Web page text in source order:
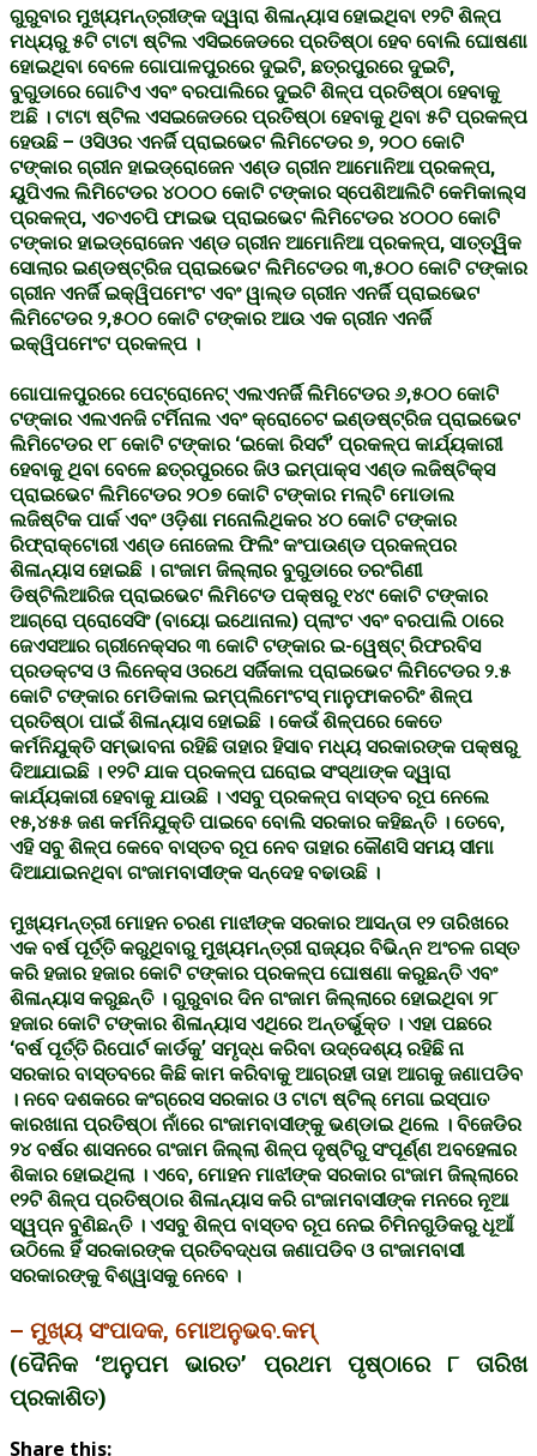
ଗୁରୁବାର ମୁଖ୍ୟମନ୍ତ୍ରୀଙ୍କ ଦ୍ୱାରା ଶିଳାନ୍ୟାସ ହୋଇଥିବା ୧୨ଟି ଶିଳ୍ପ
ମଧ୍ୟରୁ ୫ଟି ଟାଟା ଷ୍ଟିଲ ଏସିଇଜେଡରେ ପ୍ରତିଷ୍ଠା ହେବ ବୋଲି ଘୋଷଣା
ହୋଇଥିବା ବେଳେ ଗୋପାଳପୁରରେ ଦୁଇଟି, ଛତ୍ରପୁରରେ ଦୁଇଟି,
ବୁଗୁଡାରେ ଗୋଟିଏ ଏବଂ ବରପାଲିରେ ଦୁଇଟି ଶିଳ୍ପ ପ୍ରତିଷ୍ଠା ହେବାକୁ
ଅଛି । ଟାଟା ଷ୍ଟିଲ ଏସଇଜେଡରେ ପ୍ରତିଷ୍ଠା ହେବାକୁ ଥିବା ୫ଟି ପ୍ରକଳ୍ପ
ହେଉଛି – ଓସିଓର ଏନର୍ଜି ପ୍ରାଇଭେଟ ଲିମିଟେଡର ୭, ୨୦୦ କୋଟି
ଟଙ୍କାର ଗ୍ରୀନ ହାଇଡ୍ରୋଜେନ ଏଣ୍ଡ ଗ୍ରୀନ ଆମୋନିଆ ପ୍ରକଳ୍ପ,
ୟୁପିଏଲ ଲିମିଟେଡର ୪୦୦୦ କୋଟି ଟଙ୍କାର ସ୍ପେଶିଆଲିଟି କେମିକାଲ୍ସ
ପ୍ରକଳ୍ପ, ଏଚଏଚପି ଫାଇଭ ପ୍ରାଇଭେଟ ଲିମିଟେଡର ୪୦୦୦ କୋଟି
ଟଙ୍କାର ହାଇଡ୍ରୋଜେନ ଏଣ୍ଡ ଗ୍ରୀନ ଆମୋନିଆ ପ୍ରକଳ୍ପ, ସାତ୍ତ୍ୱିକ
ସୋଲାର ଇଣ୍ଡଷ୍ଟ୍ରିଜ ପ୍ରାଇଭେଟ ଲିମିଟେଡର ୩,୫୦୦ କୋଟି ଟଙ୍କାର
ଗ୍ରୀନ ଏନର୍ଜି ଇକ୍ୱିପମେଂଟ ଏବଂ ୱାଲ୍ଡ ଗ୍ରୀନ ଏନର୍ଜି ପ୍ରାଇଭେଟ
ଲିମିଟେଡର ୨,୫୦୦ କୋଟି ଟଙ୍କାର ଆଉ ଏକ ଗ୍ରୀନ ଏନର୍ଜି
ଇକ୍ୱିପମେଂଟ ପ୍ରକଳ୍ପ ।
ଗୋପାଳପୁରରେ ପେଟ୍ରୋନେଟ୍ ଏଲଏନର୍ଜି ଲିମିଟେଡର ୬,୫୦୦ କୋଟି
ଟଙ୍କାର ଏଲଏନଜି ଟର୍ମିନାଲ ଏବଂ କ୍ରୋଚେଟ ଇଣ୍ଡଷ୍ଟ୍ରିଜ ପ୍ରାଇଭେଟ
ଲିମିଟେଡର ୧୮ କୋଟି ଟଙ୍କାର ‘ଇକୋ ରିସର୍ଟ’ ପ୍ରକଳ୍ପ କାର୍ଯ୍ୟକାରୀ
ହେବାକୁ ଥିବା ବେଳେ ଛତ୍ରପୁରରେ ଜିଓ ଇମ୍ପାକ୍ସ ଏଣ୍ଡ ଲଜିଷ୍ଟିକ୍ସ
ପ୍ରାଇଭେଟ ଲିମିଟେଡର ୨୦୭ କୋଟି ଟଙ୍କାର ମଲ୍ଟି ମୋଡାଲ
ଲଜିଷ୍ଟିକ ପାର୍କ ଏବଂ ଓଡ଼ିଶା ମନୋଲିଥିକର ୪୦ କୋଟି ଟଙ୍କାର
ରିଫ୍ରାକ୍ଟୋରୀ ଏଣ୍ଡ ନୋଜେଲ ଫିଲିଂ କଂପାଉଣ୍ଡ ପ୍ରକଳ୍ପର
ଶିଳାନ୍ୟାସ ହୋଇଛି । ଗଂଜାମ ଜିଲ୍ଲାର ବୁଗୁଡାରେ ତରଂଗିଣୀ
ଡିଷ୍ଟିଲିଆରିଜ ପ୍ରାଇଭେଟ ଲିମିଟେଡ ପକ୍ଷରୁ ୧୪୯ କୋଟି ଟଙ୍କାର
ଆଗ୍ରୋ ପ୍ରୋସେସିଂ (ବାୟୋ ଇଥୋନାଲ) ପ୍ଲାଂଟ ଏବଂ ବରପାଲି ଠାରେ
ଜେଏସଆର ଗ୍ରୀନେକ୍ସର ୩ କୋଟି ଟଙ୍କାର ଇ-ୱେଷ୍ଟ୍ ରିଫରବିସ
ପ୍ରଡକ୍ଟସ ଓ ଲିନେକ୍ସ ଓରଥେ ସର୍ଜିକାଲ ପ୍ରାଇଭେଟ ଲିମିଟେଡର ୨.୫
କୋଟି ଟଙ୍କାର ମେଡିକାଲ ଇମ୍ପ୍ଲିମେଂଟସ୍ ମାନୁଫାକଚରିଂ ଶିଳ୍ପ
ପ୍ରତିଷ୍ଠା ପାଇଁ ଶିଳାନ୍ୟାସ ହୋଇଛି । କେଉଁ ଶିଳ୍ପରେ କେତେ
କର୍ମନିଯୁକ୍ତି ସମ୍ଭାବନା ରହିଛି ତାହାର ହିସାବ ମଧ୍ୟ ସରକାରଙ୍କ ପକ୍ଷରୁ
ଦିଆଯାଇଛି । ୧୨ଟି ଯାକ ପ୍ରକଳ୍ପ ଘରୋଇ ସଂସ୍ଥାଙ୍କ ଦ୍ୱାରା
କାର୍ଯ୍ୟକାରୀ ହେବାକୁ ଯାଉଛି । ଏସବୁ ପ୍ରକଳ୍ପ ବାସ୍ତବ ରୂପ ନେଲେ
୧୫,୪୫୫ ଜଣ କର୍ମନିଯୁକ୍ତି ପାଇବେ ବୋଲି ସରକାର କହିଛନ୍ତି । ତେବେ,
ଏହି ସବୁ ଶିଳ୍ପ କେବେ ବାସ୍ତବ ରୂପ ନେବ ତାହାର କୌଣସି ସମୟ ସୀମା
ଦିଆଯାଇନଥିବା ଗଂଜାମବାସୀଙ୍କ ସନ୍ଦେହ ବଢାଉଛି ।
ମୁଖ୍ୟମନ୍ତ୍ରୀ ମୋହନ ଚରଣ ମାଝୀଙ୍କ ସରକାର ଆସନ୍ତା ୧୨ ତାରିଖରେ
ଏକ ବର୍ଷ ପୂର୍ତ୍ତି କରୁଥିବାରୁ ମୁଖ୍ୟମନ୍ତ୍ରୀ ରାଜ୍ୟର ବିଭିନ୍ନ ଅଂଚଳ ଗସ୍ତ
କରି ହଜାର ହଜାର କୋଟି ଟଙ୍କାର ପ୍ରକଳ୍ପ ଘୋଷଣା କରୁଛନ୍ତି ଏବଂ
ଶିଳାନ୍ୟାସ କରୁଛନ୍ତି । ଗୁରୁବାର ଦିନ ଗଂଜାମ ଜିଲ୍ଲାରେ ହୋଇଥିବା ୨୮
ହଜାର କୋଟି ଟଙ୍କାର ଶିଳାନ୍ୟାସ ଏଥିରେ ଅନ୍ତର୍ଭୁକ୍ତ । ଏହା ପଛରେ
‘ବର୍ଷ ପୂର୍ତ୍ତି ରିପୋର୍ଟ କାର୍ଡକୁ’ ସମୃଦ୍ଧ କରିବା ଉଦ୍ଦେଶ୍ୟ ରହିଛି ନା
ସରକାର ବାସ୍ତବରେ କିଛି କାମ କରିବାକୁ ଆଗ୍ରହୀ ତାହା ଆଗକୁ ଜଣାପଡିବ
। ନବେ ଦଶକରେ କଂଗ୍ରେସ ସରକାର ଓ ଟାଟା ଷ୍ଟିଲ୍ ମେଗା ଇସ୍ପାତ
କାରଖାନା ପ୍ରତିଷ୍ଠା ନାଁରେ ଗଂଜାମବାସୀଙ୍କୁ ଭଣ୍ଡାଇ ଥିଲେ । ବିଜେଡିର
୨୪ ବର୍ଷର ଶାସନରେ ଗଂଜାମ ଜିଲ୍ଲା ଶିଳ୍ପ ଦୃଷ୍ଟିରୁ ସଂପୂର୍ଣ୍ଣ ଅବହେଳାର
ଶିକାର ହୋଇଥିଲା । ଏବେ, ମୋହନ ମାଝୀଙ୍କ ସରକାର ଗଂଜାମ ଜିଲ୍ଲାରେ
୧୨ଟି ଶିଳ୍ପ ପ୍ରତିଷ୍ଠାର ଶିଳାନ୍ୟାସ କରି ଗଂଜାମବାସୀଙ୍କ ମନରେ ନୂଆ
ସ୍ୱପ୍ନ ବୁଣିଛନ୍ତି । ଏସବୁ ଶିଳ୍ପ ବାସ୍ତବ ରୂପ ନେଇ ଚିମିନଗୁଡିକରୁ ଧୂଆଁ
ଉଠିଲେ ହିଁ ସରକାରଙ୍କ ପ୍ରତିବଦ୍ଧତା ଜଣାପଡିବ ଓ ଗଂଜାମବାସୀ
ସରକାରଙ୍କୁ ବିଶ୍ୱାସକୁ ନେବେ ।
– ମୁଖ୍ୟ ସଂପାଦକ, ମୋଅନୁଭବ.କମ୍
(ଦୈନିକ ‘ଅନୁପମ ଭାରତ’ ପ୍ରଥମ ପୃଷ୍ଠାରେ ୮ ତାରିଖ
ପ୍ରକାଶିତ)
Share this: